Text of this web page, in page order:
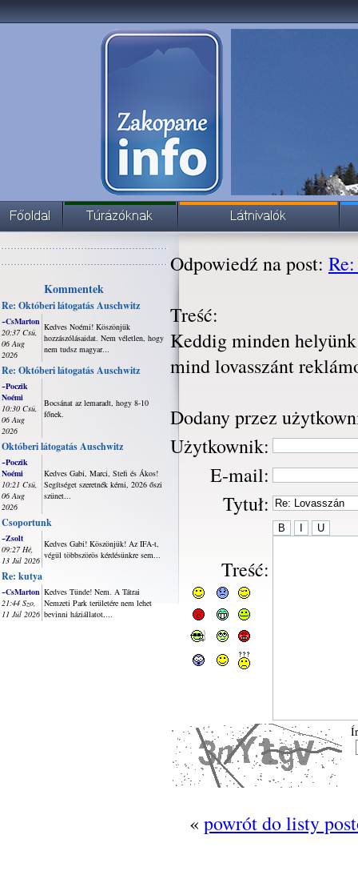
Kommentek
Re: Októberi látogatás Auschwitz
~CsMarton
20:37 Csü,
06 Aug
2026
Kedves Noémi! Köszönjük
hozzászólásaidat. Nem véletlen, hogy
nem tudsz magyar...
Re: Októberi látogatás Auschwitz
~Poczik
Noémi
10:30 Csü,
06 Aug
2026
Bocsánat az lemaradt, hogy 8-10
főnek.
Októberi látogatás Auschwitz
~Poczik
Noémi
10:21 Csü,
06 Aug
2026
Kedves Gabi, Marci, Stefi és Ákos!
Segítséget szeretnék kérni, 2026 őszi
szünet...
Csoportunk
~Zsolt
09:27 Hé,
13 Júl 2026
Kedves Gabi! Köszönjük! Az IFA-t,
végül többszörös kérdésünkre sem...
Re: kutya
~CsMarton
21:44 Szo,
11 Júl 2026
Kedves Tünde! Nem. A Tátrai
Nemzeti Park területére nem lehet
bevinni háziállatot,...
Odpowiedź na post:
Treść:
Keddig minden
mind lovasszánt
Dodany przez
Użytkownik:
E-mail:
Tytuł:
Treść:
« powrót do listy